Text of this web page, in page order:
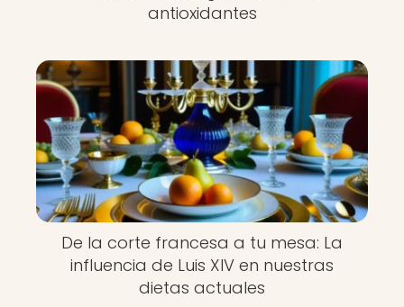
antioxidantes
De la corte francesa a tu mesa: La
influencia de Luis XIV en nuestras
dietas actuales